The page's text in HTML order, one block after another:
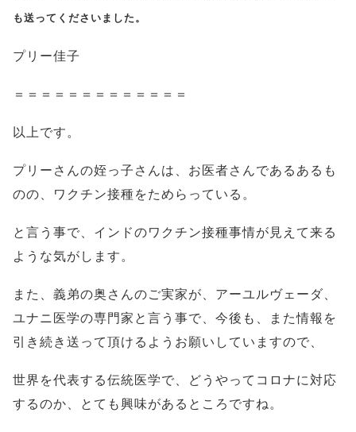
も送ってくださいました。
プリー佳子
＝＝＝＝＝＝＝＝＝＝＝＝＝
以上です。
プリーさんの姪っ子さんは、お医者さんであるあるも
のの、ワクチン接種をためらっている。
と言う事で、インドのワクチン接種事情が見えて来る
ような気がします。
また、義弟の奥さんのご実家が、アーユルヴェーダ、
ユナニ医学の専門家と言う事で、今後も、また情報を
引き続き送って頂けるようお願いしていますので、
世界を代表する伝統医学で、どうやってコロナに対応
するのか、とても興味があるところですね。